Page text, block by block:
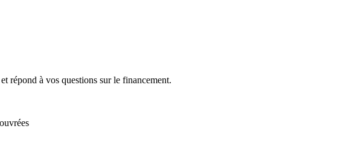
répond à vos questions sur le financement.